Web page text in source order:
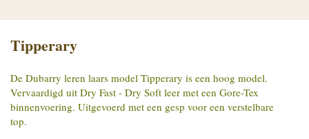
Tipperary
De Dubarry leren laars model Tipperary is een hoog model.
Vervaardigd uit Dry Fast - Dry Soft leer met een Gore-Tex
binnenvoering. Uitgevoerd met een gesp voor een verstelbare
top.